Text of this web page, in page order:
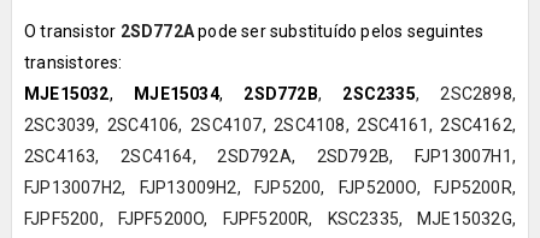
O transistor 2SD772Apode ser substituído pelos seguintes
transistores:
MJE15032, MJE15034, 2SD772B, 2SC2335, 2SC2898,
2SC3039, 2SC4106, 2SC4107, 2SC4108, 2SC4161, 2SC4162,
2SC4163, 2SC4164, 2SD792A, 2SD792B, FJP13007H1,
FJP13007H2, FJP13009H2, FJP5200, FJP5200O, FJP5200R,
FJPF5200, FJPF5200O, FJPF5200R, KSC2335, MJE15032G,